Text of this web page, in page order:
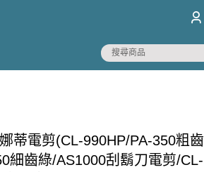
蒂電剪(CL-990HP/PA-350粗齒
細齒綠/AS1000刮鬍刀電剪/CL-